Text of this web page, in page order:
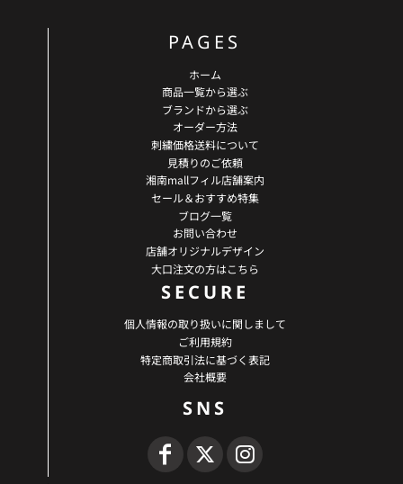
PAGES
ホーム
商品一覧から選ぶ
ブランドから選ぶ
オーダー方法
刺繍価格送料について
見積りのご依頼
湘南mallフィル店舗案内
セール＆おすすめ特集
ブログ一覧
お問い合わせ
店舗オリジナルデザイン
大口注文の方はこちら
SECURE
個人情報の取り扱いに関しまして
ご利用規約
特定商取引法に基づく表記
会社概要
SNS